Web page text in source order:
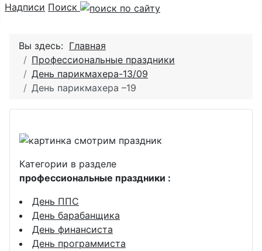
Надписи Поиск
Вы здесь: Главная
Профессиональные праздники
День парикмахера-13/09
День парикмахера –19
Категории в разделе
профессиональные праздники :
День ППС
День барабанщика
День финансиста
День программиста